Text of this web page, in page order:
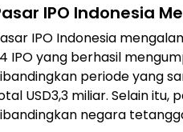
IPO Indonesia
IPO Indonesia
IPO yang berhasil
periode yang
USD3,3 miliar. Selain
negara